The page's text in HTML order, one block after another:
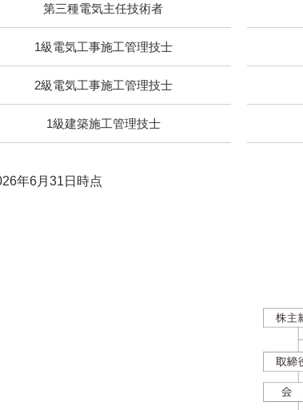
第三種電気主任技術者
1級電気工事施工管理技士
2級電気工事施工管理技士
1級建築施工管理技士
年6月31日時点